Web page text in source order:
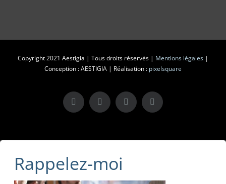
Copyright 2021 Aestigia | Tous droits réservés | Mentions légales |
Conception : AESTIGIA | Réalisation : pixelsquare
X LinkedInInstagramFacebook
Rappelez-moi